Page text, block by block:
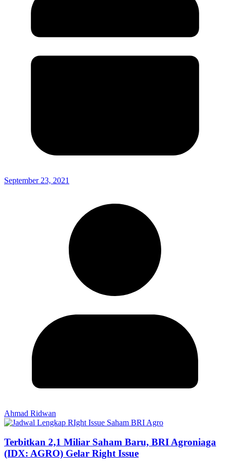
September 23, 2021
Ahmad Ridwan
Terbitkan 2,1 Miliar Saham Baru, BRI Agroniaga
(IDX: AGRO) Gelar Right Issue